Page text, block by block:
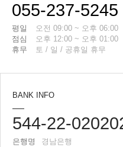
055-237-5245
평일
오전 09:00 ~ 오후 06:00
점심
오후 12:00 ~ 오후 01:00
휴무
토 / 일 / 공휴일 휴무
BANK INFO
544-22-
은행명
경남은행